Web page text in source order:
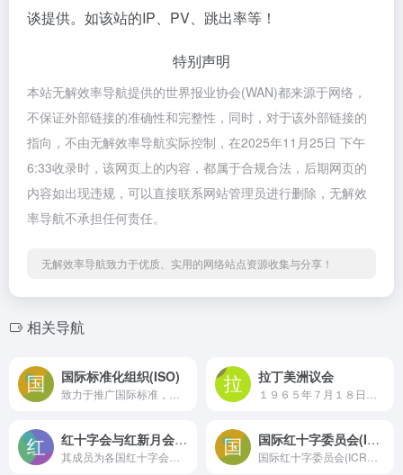
谈提供。如该站的IP、PV、跳出率等！
特别声明
本站无解效率导航提供的世界报业协会(WAN)都来源于网络，
不保证外部链接的准确性和完整性，同时，对于该外部链接的
指向，不由无解效率导航实际控制，在2025年11月25日 下午
6:33收录时，该网页上的内容，都属于合规合法，后期网页的
内容如出现违规，可以直接联系网站管理员进行删除，无解效
率导航不承担任何责任。
无解效率导航致力于优质、实用的网络站点资源收集与分享！
相关导航
国际标准化组织(ISO) 拉丁美洲议会
红十字会与红新月会国际联合会 国际红十字委员会(ICRC)